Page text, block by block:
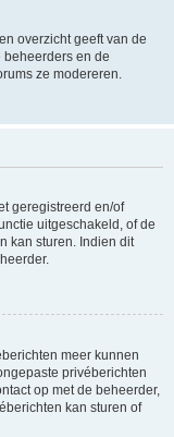
overzicht geeft van de
en de
ze modereren.
geregistreerd en/of
uitgeschakeld, of de
kan sturen. Indien dit
meer kunnen
privéberichten
op met de beheerder,
kan sturen of